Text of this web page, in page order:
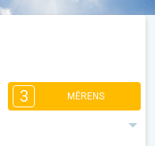
3 MĒRENS